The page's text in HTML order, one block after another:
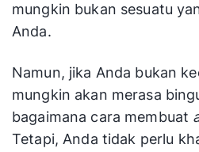
mungkin bukan sesuatu
Anda.
Namun, jika Anda bukan
mungkin akan merasa
bagaimana cara membuat
Tetapi, Anda tidak perlu